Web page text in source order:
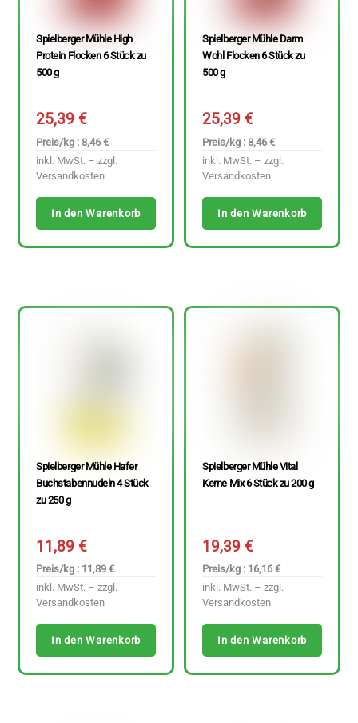
Spielberger Mühle High
Protein Flocken 6 Stück zu
500 g
25,39€
Preis/kg : 8,46 €
inkl. MwSt. – zzgl.
Versandkosten
In den Warenkorb
Spielberger Mühle Darm
Wohl Flocken 6 Stück zu
500 g
25,39€
Preis/kg : 8,46 €
inkl. MwSt. – zzgl.
Versandkosten
In den Warenkorb
Spielberger Mühle Hafer
Buchstabennudeln 4 Stück
zu 250 g
11,89€
Preis/kg : 11,89 €
inkl. MwSt. – zzgl.
Versandkosten
In den Warenkorb
Spielberger Mühle Vital
Kerne Mix 6 Stück zu 200 g
19,39€
Preis/kg : 16,16 €
inkl. MwSt. – zzgl.
Versandkosten
In den Warenkorb